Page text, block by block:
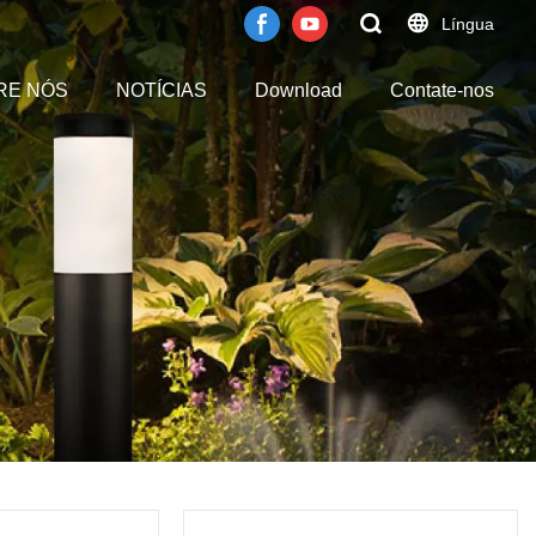
Língua
NÓS NOTÍCIAS Download Contate-nos